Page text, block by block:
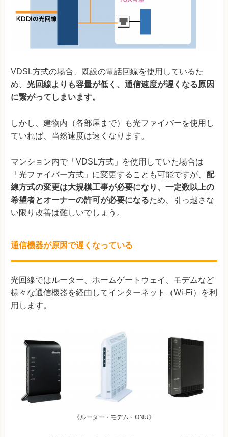
VDSL方式の場合、既設の電話回線を使用しているた
め、 光回線よりも容量が低く、通信速度が遅くなる原因
に繋がってしまいます。
しかし、建物内（各部屋まで）も光ファイバーを使用し
ていれば、当然速度は速くなります。
マンション内で「VDSL方式」を使用していた場合は
「光ファイバー方式」に変更することも可能ですが、 配
線方式の変更は大規模工事が必要になり、一定数以上の
希望者とオーナーの許可が必要になるため、引っ越さな
い限り改善は難しいでしょう。
通信機器が原因で遅くなっている
光回線ではルーター、ホームゲートウェイ、モデムなど
様々な通信機器を経由してインターネット（Wi-Fi）を利
用します。
《ルーター・モデム・ONU》